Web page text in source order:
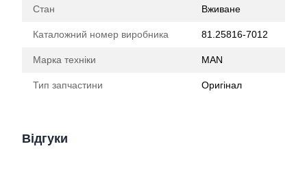
Стан Вживане
Каталожний номер виробника 81.25816-7012
Марка техніки MAN
Тип запчастини Оригінал
Відгуки